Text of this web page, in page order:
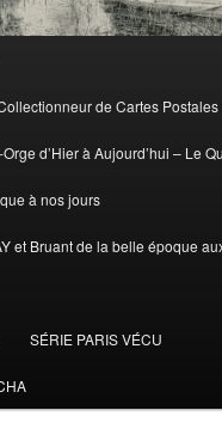
de Cartes Postales
d’Hier à Aujourd’hui – Le
à nos jours
et Bruant de la belle époque
SÉRIE PARIS VÉCU